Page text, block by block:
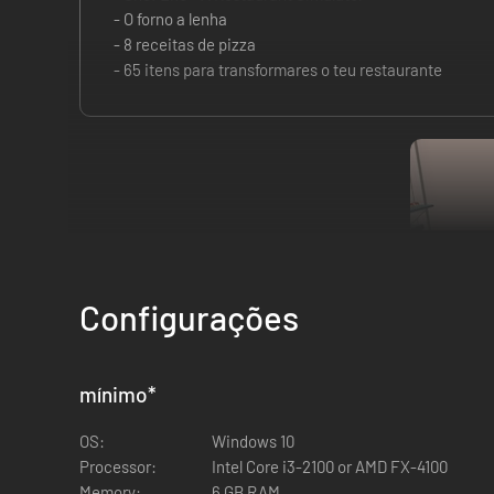
- O forno a lenha
- 8 receitas de pizza
- 65 itens para transformares o teu restaurante
Assuma o controle do restaurante dos seus sonhos
funcionários e gerencie os fornecedores para obter os
Estruture suas finanças e planeje o fluxo de trabalho para
Configurações
mínimo*
OS:
Windows 10
Processor:
Intel Core i3-2100 or AMD FX-4100